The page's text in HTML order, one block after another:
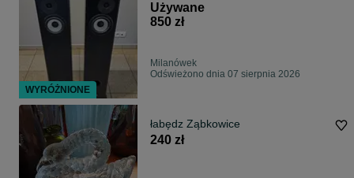
Używane
850 zł
Milanówek
Odświeżono dnia 07 sierpnia 2026
łabędz Ząbkowice
240 zł
WYRÓŻNIONE